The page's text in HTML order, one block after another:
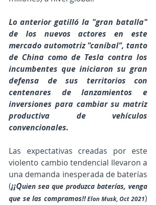
Lo anterior gatilló la "gran batalla"
de los nuevos actores en este
mercado automotriz "caníbal", tanto
de China como de Tesla contra los
incumbentes que iniciaron su gran
defensa de sus territorios con
centenares de lanzamientos e
inversiones para cambiar su matriz
productiva de vehículos
convencionales.
Las expectativas creadas por este
violento cambio tendencial llevaron a
una demanda inesperada de baterías
(¡¡Quien sea que produzca baterías, venga
que se las compramos!! Elon Musk, Oct 2021)